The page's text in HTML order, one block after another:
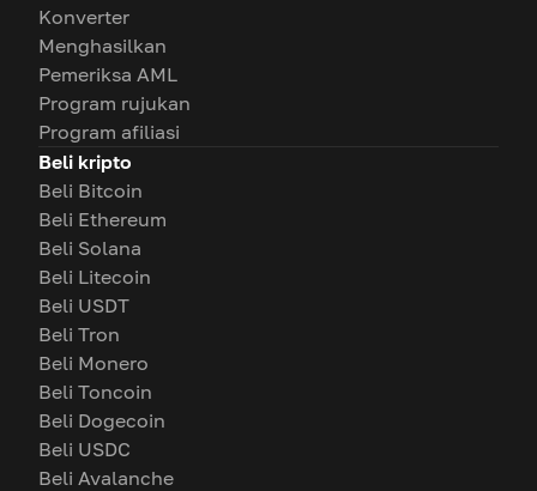
Konverter
Menghasilkan
Pemeriksa AML
Program rujukan
Program afiliasi
Beli kripto
Beli Bitcoin
Beli Ethereum
Beli Solana
Beli Litecoin
Beli USDT
Beli Tron
Beli Monero
Beli Toncoin
Beli Dogecoin
Beli USDC
Beli Avalanche